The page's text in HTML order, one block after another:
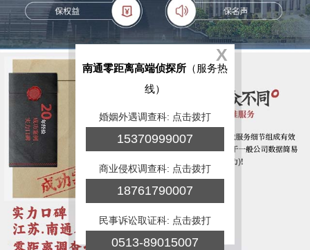
X
南通零距离高端侦探所 （服务热
线）
婚姻外遇调查科: 点击拨打
15370999007
商业侵权调查科: 点击拨打
18761790007
民事诉讼取证科: 点击拨打
0513-89015007